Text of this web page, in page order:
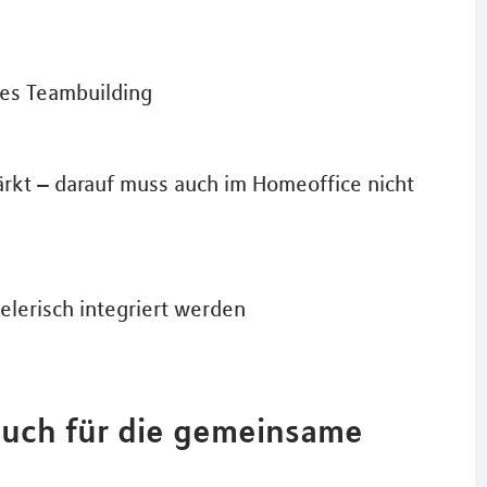
Teambuilding
– darauf muss auch im Homeoffice nicht
integriert werden
für die gemeinsame